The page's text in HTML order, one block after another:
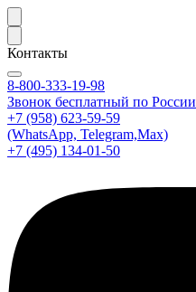
Контакты
8-800-333-19-98
Звонок бесплатный по России
+7 (958) 623-59-59
(WhatsApp, Telegram,Max)
+7 (495) 134-01-50